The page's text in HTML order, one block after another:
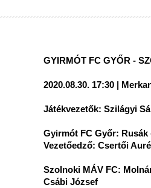
GYIRMÓT FC GYŐR -
2020.08.30. 17:30 |
Játékvezetők: Szilágyi
Gyirmót FC Győr: Rusák
Vezetőedző: Csertői Aurél
Szolnoki MÁV FC:
Csábi József